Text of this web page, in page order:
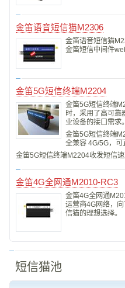
金笛语音短信猫M2306
金笛语音短信猫
金笛短信中间件
金笛5G短信终端M2204
金笛5G短信终端
时，采用了高可靠
业设备的接口需求
金笛5G短信终端
全兼容 4G/5G，
金笛5G短信终端M2204收发短信
金笛4G全网通M2010-RC3
金笛4G全网通
运营商4G网络，
信猫的理想选择。
短信猫池